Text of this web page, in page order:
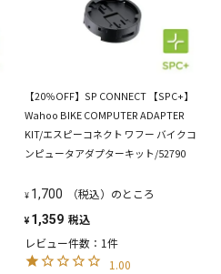
【20％OFF】SP CONNECT 【SPC+】
Wahoo BIKE COMPUTER ADAPTER
KIT/エスピーコネクト ワフー バイクコ
ンピュータアダプターキット/52790
¥ 1,700 （税込）のところ
¥ 1,359 税込
レビュー件数：1件
1.00